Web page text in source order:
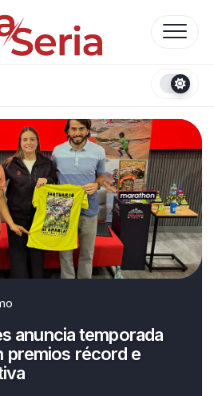
anuncia temporada
premios récord e